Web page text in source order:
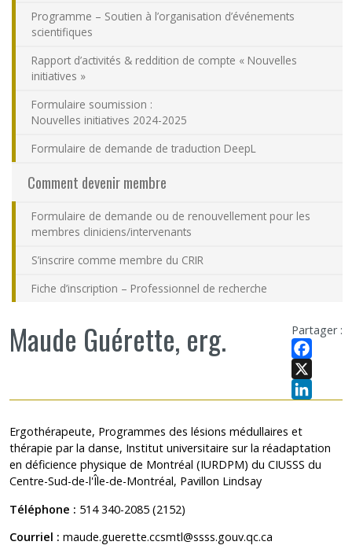
Plan du site
Accessibilité
Espace membre
Programme – Soutien à l’organisation d’événements
scientifiques
Rapport d’activités & reddition de compte « Nouvelles
initiatives »
Formulaire soumission :
Nouvelles initiatives 2024-2025
Formulaire de demande de traduction DeepL
Comment devenir membre
Formulaire de demande ou de renouvellement pour les
membres cliniciens/intervenants
S’inscrire comme membre du CRIR
Fiche d’inscription – Professionnel de recherche
Partager :
Facebook
X
Maude Guérette, erg.
Ergothérapeute, Programmes des lésions médullaires et
thérapie par la danse, Institut universitaire sur la réadaptation
en déficience physique de Montréal (IURDPM) du CIUSSS du
Centre-Sud-de-l'Île-de-Montréal, Pavillon Lindsay
Téléphone : 514 340-2085 (2152)
Courriel : maude.guerette.ccsmtl@ssss.gouv.qc.ca